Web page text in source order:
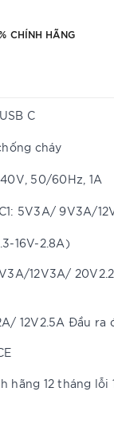
CHÍNH HÃNG
C
cháy
50/60Hz, 1A
5V3A/ 9V3A/
16V-2.8A)
12V3A/
12V2.5A Đầu ra
hãng 12 tháng lỗi